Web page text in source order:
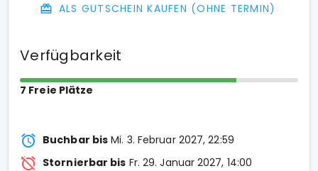
ALS GUTSCHEIN KAUFEN (OHNE TERMIN)
Verfügbarkeit
7 Freie Plätze
Buchbar bis Mi. 3. Februar 2027, 22:59
Stornierbar bis Fr. 29. Januar 2027, 14:00